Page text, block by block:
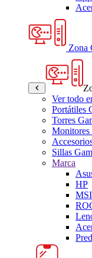
Zona
Ver todo
Portátiles
Torres
Monitores
Sillas
Marca
HP
MSI